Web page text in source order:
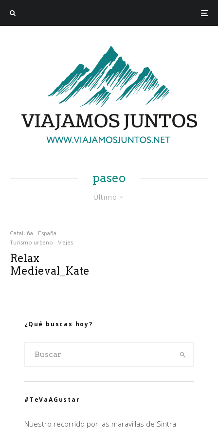
paseo
Último
Cataluña
España
Turismo urbano
Viajes
Relax
Medieval_Kate
¿Qué buscas hoy?
#TeVaAGustar
Nuestro recorrido por las maravillas de Sintra